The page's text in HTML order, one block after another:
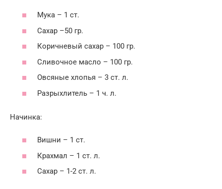
Мука – 1 ст.
Сахар –50 гр.
Коричневый сахар – 100 гр.
Сливочное масло – 100 гр.
Овсяные хлопья – 3 ст. л.
Разрыхлитель – 1 ч. л.
Начинка:
Вишни – 1 ст.
Крахмал – 1 ст. л.
Сахар – 1-2 ст. л.